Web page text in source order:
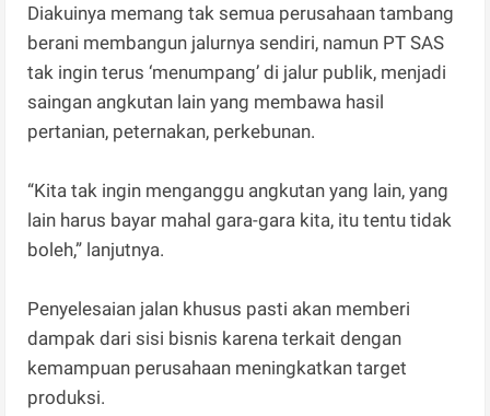
Diakuinya memang tak semua perusahaan tambang
berani membangun jalurnya sendiri, namun PT SAS
tak ingin terus ‘menumpang’ di jalur publik, menjadi
saingan angkutan lain yang membawa hasil
pertanian, peternakan, perkebunan.
“Kita tak ingin menganggu angkutan yang lain, yang
lain harus bayar mahal gara-gara kita, itu tentu tidak
boleh,” lanjutnya.
Penyelesaian jalan khusus pasti akan memberi
dampak dari sisi bisnis karena terkait dengan
kemampuan perusahaan meningkatkan target
produksi.